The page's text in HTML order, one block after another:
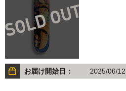
お届け開始日： 2025/06/12